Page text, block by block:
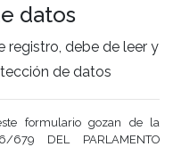
datos
registro, debe de leer y
de datos
formulario gozan de la
679 DEL PARLAMENTO